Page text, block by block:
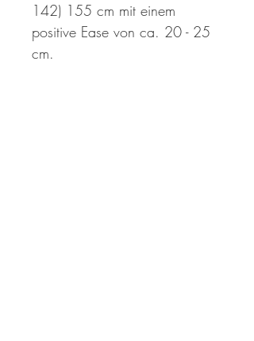
142) 155 cm mit einem
positive Ease von ca. 20 - 25
cm.